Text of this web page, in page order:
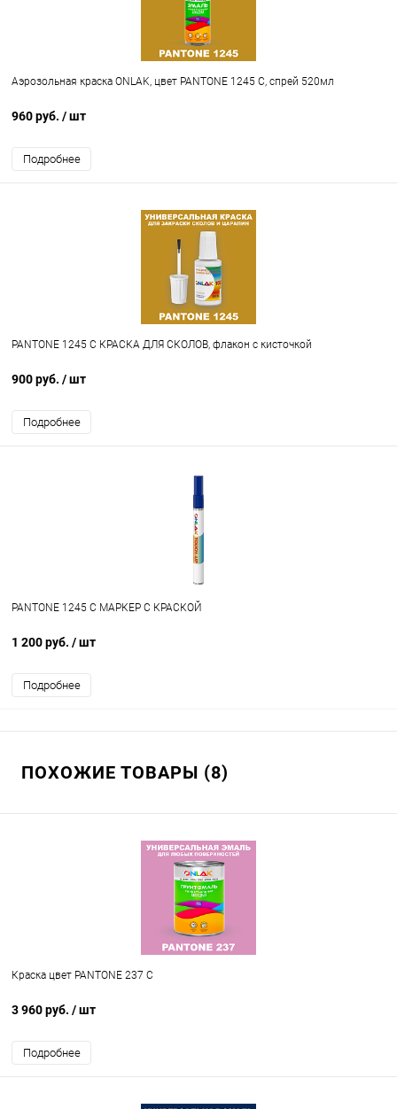
Аэрозольная краска ONLAK, цвет PANTONE 1245 C, спрей 520мл
960 руб. / шт
Подробнее
PANTONE 1245 C КРАСКА ДЛЯ СКОЛОВ, флакон с кисточкой
900 руб. / шт
Подробнее
PANTONE 1245 C МАРКЕР С КРАСКОЙ
1 200 руб. / шт
Подробнее
ПОХОЖИЕ ТОВАРЫ (8)
Краска цвет PANTONE 237 C
3 960 руб. / шт
Подробнее